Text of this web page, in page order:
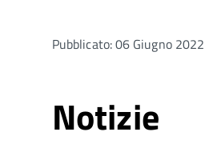
Pubblicato: 06 Giugno 2022
Notizie